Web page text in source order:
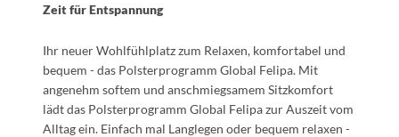
Zeit für Entspannung
Ihr neuer Wohlfühlplatz zum Relaxen, komfortabel und
bequem - das Polsterprogramm Global Felipa. Mit
angenehm softem und anschmiegsamem Sitzkomfort
lädt das Polsterprogramm Global Felipa zur Auszeit vom
Alltag ein. Einfach mal Langlegen oder bequem relaxen -